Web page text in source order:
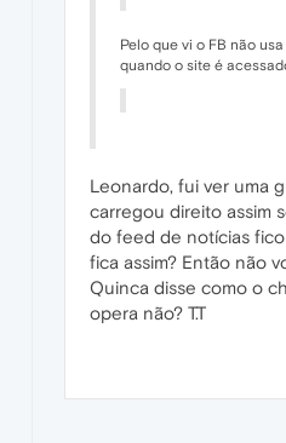
Pelo que vi o FB não
quando o site é
Leonardo, fui ver uma
carregou direito assim
do feed de notícias
fica assim? Então não
Quinca disse como o
opera não? T.T